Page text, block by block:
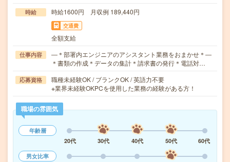
時給 時給1600円 月収例 189,440円
交通費
全額支給
仕事内容
―＊部署内エンジニアのアシスタント業務をおまかせ＊―
＊書類の作成＊データの集計＊請求書の発行＊電話対…
応募資格
職種未経験OK / ブランクOK / 英語力不要
※業界未経験OKPCを使用した業務の経験がある方！
職場の雰囲気
年齢層
20代
30代 40代 50代
60代
男女比率